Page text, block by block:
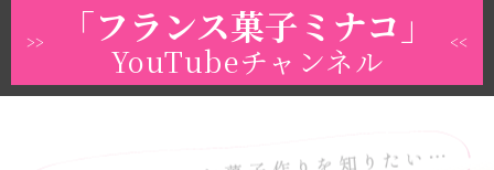
>> 「フランス菓子ミナコ」
YouTubeチャンネル <<